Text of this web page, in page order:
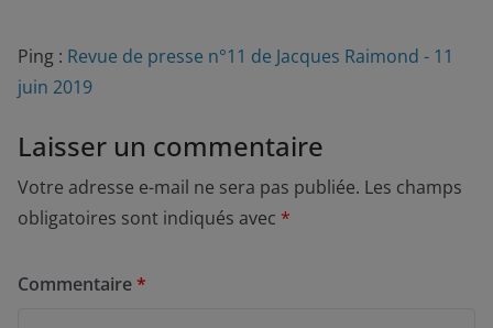
Ping : Revue de presse n°11 de Jacques Raimond - 11
juin 2019
Laisser un commentaire
Votre adresse e-mail ne sera pas publiée. Les champs
obligatoires sont indiqués avec *
Commentaire*